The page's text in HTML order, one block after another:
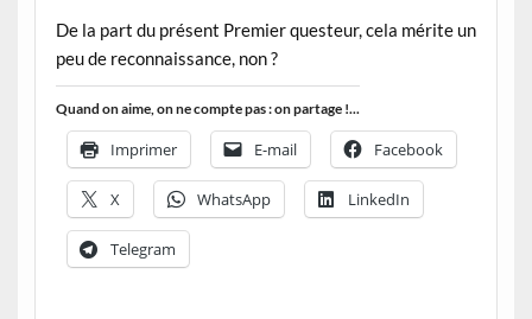
De la part du présent Premier questeur, cela mérite un
peu de reconnaissance, non ?
Quand on aime, on ne compte pas : on partage !...
Imprimer E-mail Facebook
X WhatsApp LinkedIn
Telegram